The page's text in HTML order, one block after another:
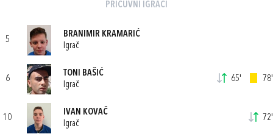
PRIČUVNI IGRAČI
5
BRANIMIR KRAMARIĆ
Igrač
6
TONI BAŠIĆ
Igrač
65' 78'
10
IVAN KOVAČ
Igrač
72'